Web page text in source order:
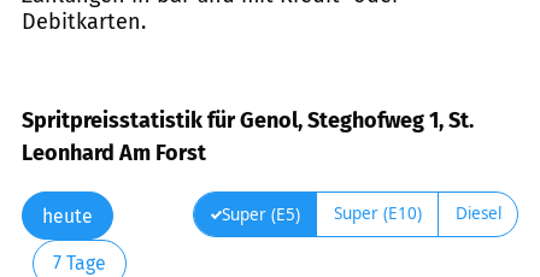
Debitkarten.
Spritpreisstatistik für Genol, Steghofweg 1, St.
Leonhard Am Forst
heute
7 Tage
Super (E5) Super (E10) Diesel